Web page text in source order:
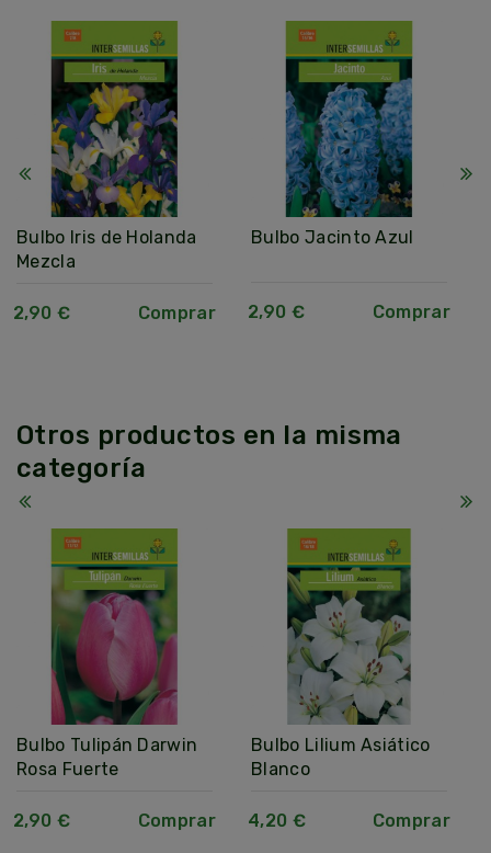
Bulbo Iris de Holanda
Mezcla
2,90 € Comprar
Bulbo Jacinto Azul
2,90 € Comprar
Otros productos en la misma
categoría
Bulbo Tulipán Darwin
Rosa Fuerte
2,90 € Comprar
Bulbo Lilium Asiático
Blanco
4,20 € Comprar